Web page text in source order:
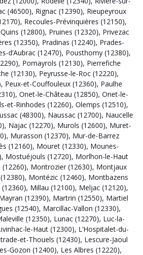
(46500), Rignac (12390), Rieupeyroux
, Recoules-Prévinquières (12150),
Quins (12800), Pruines (12320), Privezac
(12350), Pradinas (12240), Prades-
d’Aubrac (12470), Pousthomy (12380),
, Pomayrols (12130), Pierrefiche
(12130), Peyrusse-le-Roc (12220),
, Peux-et-Couffouleux (12360), Paulhe
, Onet-le-Château (12850), Onet-le-
et-Rinhodes (12260), Olemps (12510),
(48300), Naussac (12700), Naucelle
, Najac (12270), Murols (12600), Muret-
, Murasson (12370), Mur-de-Barrez
(12160), Mouret (12330), Mounes-
, Mostuéjouls (12720), Morlhon-le-Haut
, Montrozier (12630), Montjaux
, Montézic (12460), Montbazens
, Millau (12100), Meljac (12120),
(12390), Martrin (12550), Martiel
(12540), Marcillac-Vallon (12330),
(12350), Lunac (12270), Luc-la-
le-Haut (12300), L’Hospitalet-du-
et-Thouels (12430), Lescure-Jaoul
Gozon (12400), Les Albres (12220),